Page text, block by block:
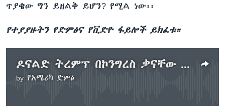
ጥያቄው ግን ይዘልቅ ይሆን? የሚል ነው፡፡
የተያያዙትን የድምፅና የቪድዮ ፋይሎች ይክፈቱ።
ዶናልድ ትረምፕ በኮንግረስ ቃናቸው ይዘልቁ ይሆን?
by የአሜሪካ ድምፅ
No media source currently available